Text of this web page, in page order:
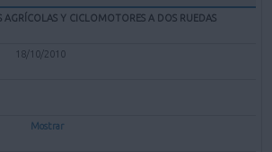
Y CICLOMOTORES A DOS RUEDAS
18/10/2010
Mostrar